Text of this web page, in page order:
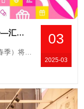
03
2025-03
​2025年第112届成都春季全国糖酒会—汇聚行业力量，共启糖酒新篇章
展位概况第112届全国糖酒商品交易会（春季）将于2025年3月25日-27日在成都举办，本届展会以“一城双馆”形式呈现，展览总面积达32.5万平方米，设置9大核心展区及23个特色品类专区。其中： &n